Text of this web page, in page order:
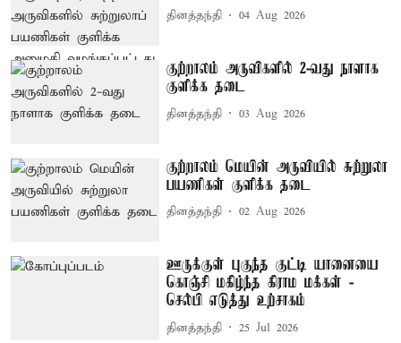
தினத்தந்தி 04 Aug 2026
குற்றாலம் அருவிகளில் 2-வது நாளாக
குளிக்க தடை
தினத்தந்தி 03 Aug 2026
குற்றாலம் மெயின் அருவியில் சுற்றுலா
பயணிகள் குளிக்க தடை
தினத்தந்தி 02 Aug 2026
ஊருக்குள் புகுந்த குட்டி யானையை
கொஞ்சி மகிழ்ந்த கிராம மக்கள் -
செல்பி எடுத்து உற்சாகம்
தினத்தந்தி 25 Jul 2026